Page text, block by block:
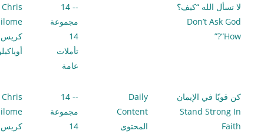
لا تسأل الله “كيف؟
Don’t Ask God
“How?”
-- 14
مجموعة
14
تأملات
عامة
Chris
كريس
كن قويًا في الإيمان
Stand Strong In
Faith
Daily
Content
المحتوى
-- 14
مجموعة
14
Chris
كريس